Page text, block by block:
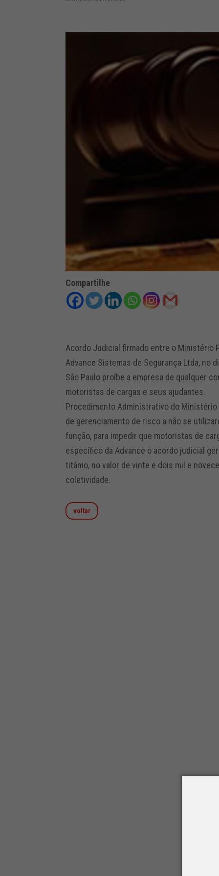
Compartilhe
Acordo Judicial firmado entre o Ministério
Advance Sistemas de Segurança Ltda, no
São Paulo proíbe a empresa de qualquer
motoristas de cargas e seus ajudantes.
Procedimento Administrativo do
de gerenciamento de risco a não se
função, para impedir que motoristas de
específico da Advance o acordo judicial
titânio, no valor de vinte e dois mil e
coletividade.
voltar